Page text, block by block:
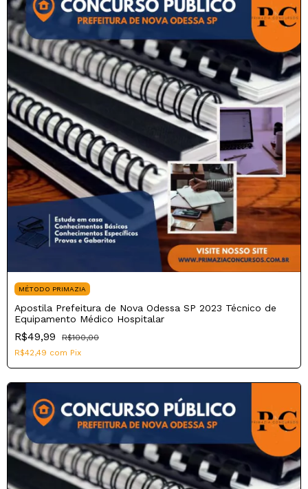
MÉTODO PRIMAZIA
Apostila Prefeitura de Nova Odessa SP 2023 Técnico de
Equipamento Médico Hospitalar
R$49,99
R$100,00
R$42,49 com Pix